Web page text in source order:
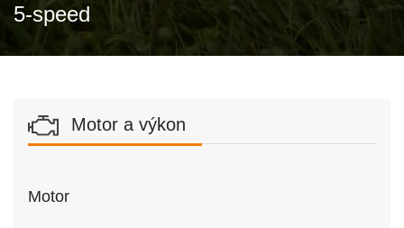
5-speed
Motor a výkon
Motor